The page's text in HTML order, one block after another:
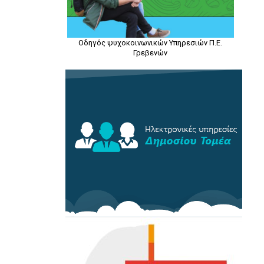
Οδηγός ψυχοκοινωνικών Υπηρεσιών Π.Ε.
Γρεβενών